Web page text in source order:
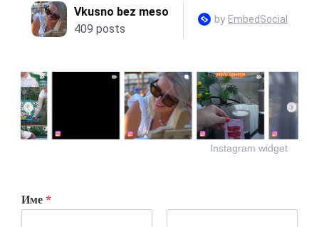
Instagram widget
Име *